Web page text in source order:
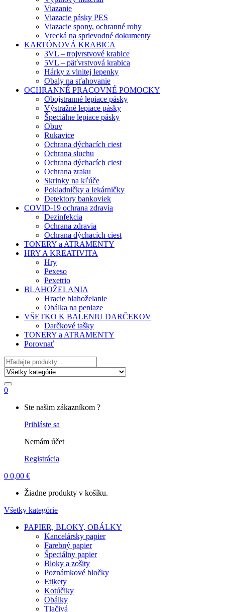
Viazanie
Viazacie pásky PES
Viazacie spony, ochranné rohy
Vrecká na sprievodné dokumenty
KARTÓNOVÁ KRABICA
3VL – trojvrstvové krabice
5VL – päťvrstvová krabica
Hárky z vlnitej lepenky
Obaly na sťahovanie
OCHRANNÉ PRACOVNÉ POMOCKY
Obojstranné lepiace pásky
Výstražné lepiace pásky
Špeciálne lepiace pásky
Obuv
Rukavice
Ochrana dýchacích ciest
Ochrana sluchu
Ochrana dýchacích ciest
Ochrana zraku
Skrinky na kľúče
Pokladničky a lekárničky
Detektory bankoviek
COVID-19 ochrana zdravia
Dezinfekcia
Ochrana zdravia
Ochrana dýchacích ciest
TONERY a ATRAMENTY
HRY A KREATIVITA
Hry
Pexeso
Pexetrio
BLAHOŽELANIA
Hracie blahoželanie
Obálka na peniaze
VŠETKO K BALENIU DARČEKOV
Darčkové tašky
TONERY a ATRAMENTY
Porovnať
Hľadať
0
Ste našim zákazníkom ?
Prihláste sa
Nemám účet
Registrácia
0 0,00 €
Žiadne produkty v košíku.
Všetky kategórie
PAPIER, BLOKY, OBÁLKY
Kancelársky papier
Farebný papier
Špeciálny papier
Bloky a zošity
Poznámkové bločky
Etikety
Kotúčiky
Obálky
Tlačivá